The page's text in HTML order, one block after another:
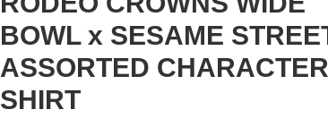
BOWL x SESAME
ASSORTED
SHIRT